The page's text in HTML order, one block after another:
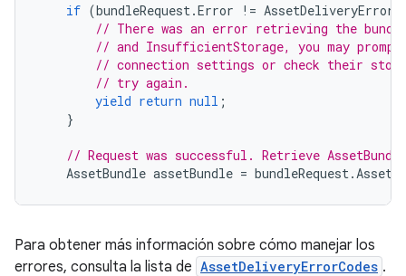
if (bundleRequest .Error !=
// There was an error retrieving the
// and InsufficientStorage, you may
// connection settings or check their
// try again.
yield return null ;
}
// Request was successful. Retrieve
AssetBundle assetBundle = bundleRequest .
Para obtener más información sobre cómo manejar los
errores, consulta la lista de AssetDeliveryErrorCodes .